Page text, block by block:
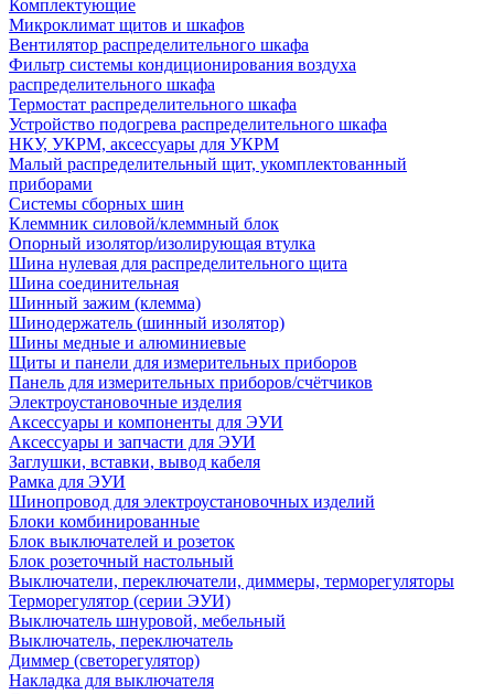
Комплектующие
Микроклимат щитов и шкафов
Вентилятор распределительного шкафа
Фильтр системы кондиционирования воздуха
распределительного шкафа
Термостат распределительного шкафа
Устройство подогрева распределительного шкафа
НКУ, УКРМ, аксессуары для УКРМ
Малый распределительный щит, укомплектованный
приборами
Системы сборных шин
Клеммник силовой/клеммный блок
Опорный изолятор/изолирующая втулка
Шина нулевая для распределительного щита
Шина соединительная
Шинный зажим (клемма)
Шинодержатель (шинный изолятор)
Шины медные и алюминиевые
Щиты и панели для измерительных приборов
Панель для измерительных приборов/счётчиков
Электроустановочные изделия
Аксессуары и компоненты для ЭУИ
Аксессуары и запчасти для ЭУИ
Заглушки, вставки, вывод кабеля
Рамка для ЭУИ
Шинопровод для электроустановочных изделий
Блоки комбинированные
Блок выключателей и розеток
Блок розеточный настольный
Выключатели, переключатели, диммеры, терморегуляторы
Терморегулятор (серии ЭУИ)
Выключатель шнуровой, мебельный
Выключатель, переключатель
Диммер (светорегулятор)
Накладка для выключателя